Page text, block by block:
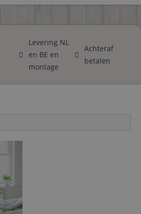
Levering NL
en BE en
montage
Achteraf
betalen